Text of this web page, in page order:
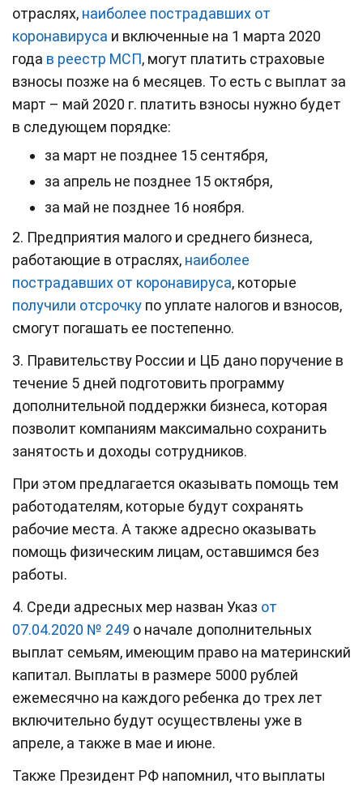
отраслях, наиболее пострадавших от
коронавируса и включенные на 1 марта 2020
года в реестр МСП, могут платить страховые
взносы позже на 6 месяцев. То есть с выплат за
март – май 2020 г. платить взносы нужно будет
в следующем порядке:
за март не позднее 15 сентября,
за апрель не позднее 15 октября,
за май не позднее 16 ноября.
2. Предприятия малого и среднего бизнеса,
работающие в отраслях, наиболее
пострадавших от коронавируса, которые
получили отсрочку по уплате налогов и взносов,
смогут погашать ее постепенно.
3. Правительству России и ЦБ дано поручение в
течение 5 дней подготовить программу
дополнительной поддержки бизнеса, которая
позволит компаниям максимально сохранить
занятость и доходы сотрудников.
При этом предлагается оказывать помощь тем
работодателям, которые будут сохранять
рабочие места. А также адресно оказывать
помощь физическим лицам, оставшимся без
работы.
4. Среди адресных мер назван Указ от
07.04.2020 № 249 о начале дополнительных
выплат семьям, имеющим право на материнский
капитал. Выплаты в размере 5000 рублей
ежемесячно на каждого ребенка до трех лет
включительно будут осуществлены уже в
апреле, а также в мае и июне.
Также Президент РФ напомнил, что выплаты